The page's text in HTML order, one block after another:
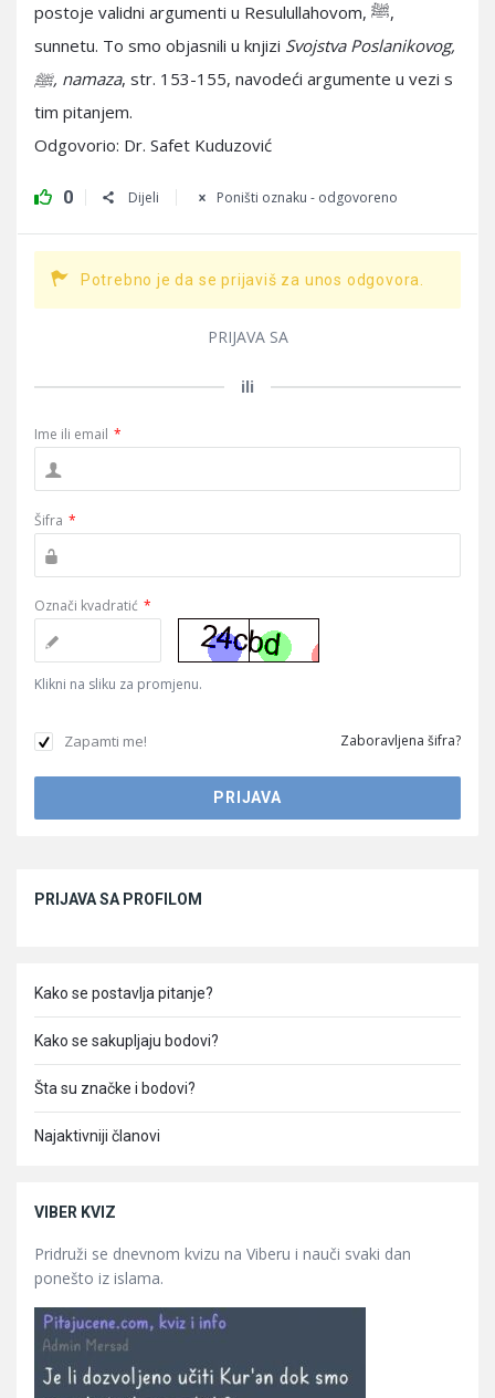
postoje validni argumenti u Resulullahovom, ﷺ,
sunnetu. To smo objasnili u knjizi Svojstva Poslanikovog,
ﷺ, namaza, str. 153-155, navodeći argumente u vezi s
tim pitanjem.
Odgovorio: Dr. Safet Kuduzović
0 Dijeli Poništi oznaku - odgovoreno
Potrebno je da se prijaviš za unos odgovora.
PRIJAVA SA
ili
Ime ili email *
Šifra *
Označi kvadratić *
Klikni na sliku za promjenu.
Zapamti me! Zaboravljena šifra?
PRIJAVA SA PROFILOM
Kako se postavlja pitanje?
Kako se sakupljaju bodovi?
Šta su značke i bodovi?
Najaktivniji članovi
VIBER KVIZ
Pridruži se dnevnom kvizu na Viberu i nauči svaki dan
ponešto iz islama.